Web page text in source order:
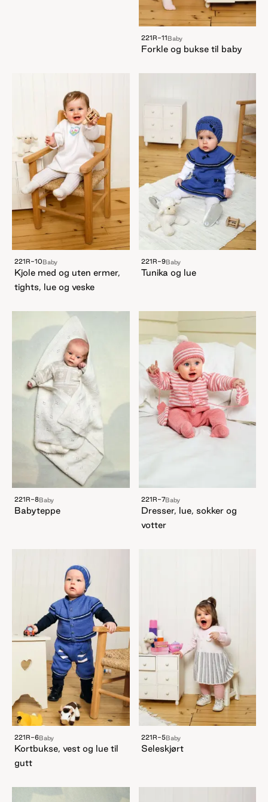
221R-11 Baby
Forkle og bukse til baby
221R-10Baby
Kjole med og uten ermer,
tights, lue og veske
221R-9Baby
Tunika og lue
221R-8Baby
Babyteppe
221R-7Baby
Dresser, lue, sokker og
votter
221R-6Baby
Kortbukse, vest og lue til
gutt
221R-5Baby
Seleskjørt